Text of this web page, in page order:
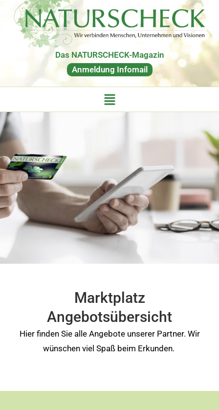
Das NATURSCHECK-Magazin
Anmeldung Infomail
Marktplatz
Angebotsübersicht
Hier finden Sie alle Angebote unserer Partner. Wir
wünschen viel Spaß beim Erkunden.